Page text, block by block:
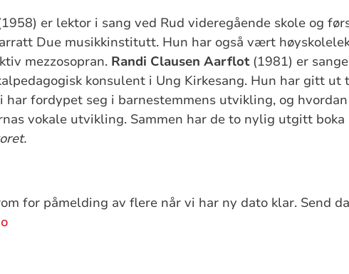
er lektor i sang ved Rud videregående skole og
Due musikkinstitutt. Hun har også vært
mezzosopran. Randi Clausen Aarflot(1981) er
konsulent i Ung Kirkesang. Hun har gitt ut
har fordypet seg i barnestemmens utvikling, og
vokale utvikling. Sammen har de to nylig utgitt boka
for påmelding av flere når vi har ny dato klar. Send